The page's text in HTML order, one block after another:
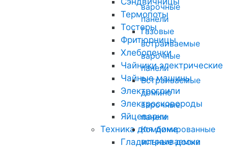
Термопоты
Тостеры
Фритюрницы
Хлебопечки
Чайники электрические
Чайные машины
Электрогрили
Электросковороды
Яйцеварки
Техника для дома
Гладильные доски
варочные
панели
Газовые
встраиваемые
варочные
панели
Встраиваемые
домино
варочные
панели
Комбинированные
встраиваемые